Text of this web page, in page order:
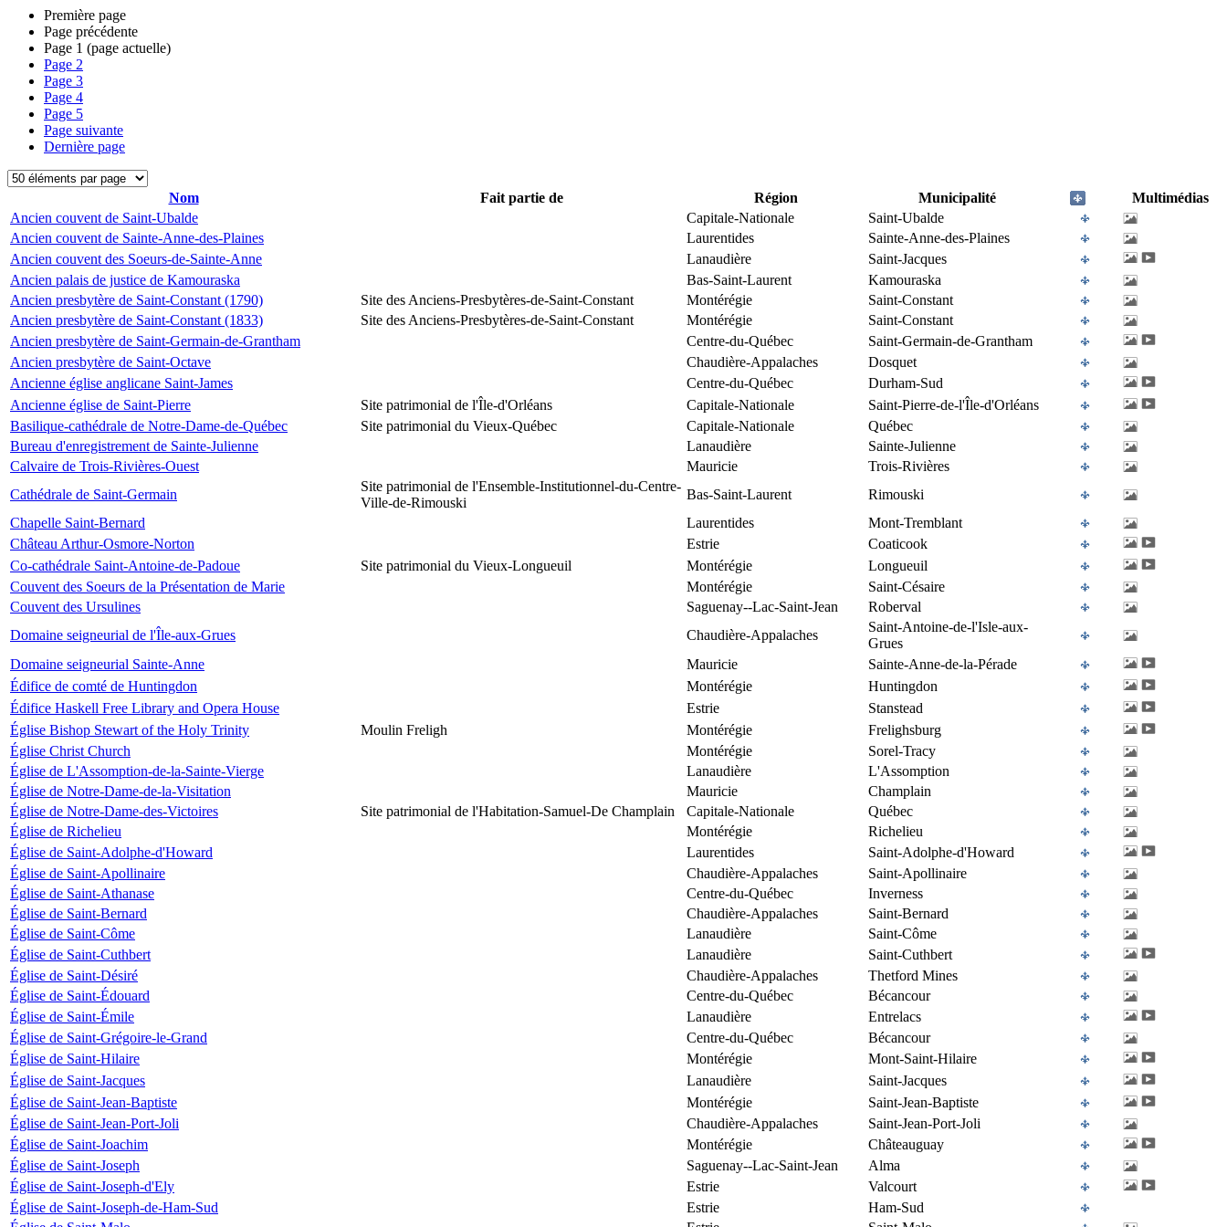
Première page
Page précédente
Page 1 (page actuelle)
Page 2
Page 3
Page 4
Page 5
Page suivante
Dernière page
Nom Fait partie de Région Municipalité
Multimédias
Ancien couvent de Saint-Ubalde
Capitale-Nationale
Saint-Ubalde
Ancien couvent de Sainte-Anne-des-Plaines
Laurentides
Sainte-Anne-des-Plaines
Ancien couvent des Soeurs-de-Sainte-Anne
Lanaudière
Saint-Jacques
Ancien palais de justice de Kamouraska
Bas-Saint-Laurent
Kamouraska
Ancien presbytère de Saint-Constant (1790)
Site des Anciens-Presbytères-de-Saint-Constant Montérégie
Saint-Constant
Ancien presbytère de Saint-Constant (1833)
Site des Anciens-Presbytères-de-Saint-Constant Montérégie
Saint-Constant
Ancien presbytère de Saint-Germain-de-Grantham
Centre-du-Québec
Saint-Germain-de-Grantham
Ancien presbytère de Saint-Octave
Chaudière-Appalaches
Dosquet
Ancienne église anglicane Saint-James
Centre-du-Québec
Durham-Sud
Ancienne église de Saint-Pierre
Site patrimonial de l'Île-d'Orléans Capitale-Nationale
Saint-Pierre-de-l'Île-d'Orléans
Basilique-cathédrale de Notre-Dame-de-Québec
Site patrimonial du Vieux-Québec Capitale-Nationale
Québec
Bureau d'enregistrement de Sainte-Julienne
Lanaudière
Sainte-Julienne
Calvaire de Trois-Rivières-Ouest
Mauricie
Trois-Rivières
Cathédrale de Saint-Germain
Site patrimonial de l'Ensemble-Institutionnel-du-Centre-
Ville-de-Rimouski
Bas-Saint-Laurent
Rimouski
Chapelle Saint-Bernard
Laurentides
Mont-Tremblant
Château Arthur-Osmore-Norton
Estrie
Coaticook
Co-cathédrale Saint-Antoine-de-Padoue
Site patrimonial du Vieux-Longueuil Montérégie
Longueuil
Couvent des Soeurs de la Présentation de Marie
Montérégie
Saint-Césaire
Couvent des Ursulines
Saguenay--Lac-Saint-Jean
Roberval
Domaine seigneurial de l'Île-aux-Grues
Chaudière-Appalaches
Saint-Antoine-de-l'Isle-aux-
Grues
Domaine seigneurial Sainte-Anne
Mauricie
Sainte-Anne-de-la-Pérade
Édifice de comté de Huntingdon
Montérégie
Huntingdon
Édifice Haskell Free Library and Opera House
Estrie
Stanstead
Église Bishop Stewart of the Holy Trinity
Moulin Freligh Montérégie
Frelighsburg
Église Christ Church
Montérégie
Sorel-Tracy
Église de L'Assomption-de-la-Sainte-Vierge
Lanaudière
L'Assomption
Église de Notre-Dame-de-la-Visitation
Mauricie
Champlain
Église de Notre-Dame-des-Victoires
Site patrimonial de l'Habitation-Samuel-De Champlain Capitale-Nationale
Québec
Église de Richelieu
Montérégie
Richelieu
Église de Saint-Adolphe-d'Howard
Laurentides
Saint-Adolphe-d'Howard
Église de Saint-Apollinaire
Chaudière-Appalaches
Saint-Apollinaire
Église de Saint-Athanase
Centre-du-Québec
Inverness
Église de Saint-Bernard
Chaudière-Appalaches
Saint-Bernard
Église de Saint-Côme
Lanaudière
Saint-Côme
Église de Saint-Cuthbert
Lanaudière
Saint-Cuthbert
Église de Saint-Désiré
Chaudière-Appalaches
Thetford Mines
Église de Saint-Édouard
Centre-du-Québec
Bécancour
Église de Saint-Émile
Lanaudière
Entrelacs
Église de Saint-Grégoire-le-Grand
Centre-du-Québec
Bécancour
Église de Saint-Hilaire
Montérégie
Mont-Saint-Hilaire
Église de Saint-Jacques
Lanaudière
Saint-Jacques
Église de Saint-Jean-Baptiste
Montérégie
Saint-Jean-Baptiste
Église de Saint-Jean-Port-Joli
Chaudière-Appalaches
Saint-Jean-Port-Joli
Église de Saint-Joachim
Montérégie
Châteauguay
Église de Saint-Joseph
Saguenay--Lac-Saint-Jean
Alma
Église de Saint-Joseph-d'Ely
Estrie
Valcourt
Église de Saint-Joseph-de-Ham-Sud
Estrie
Ham-Sud